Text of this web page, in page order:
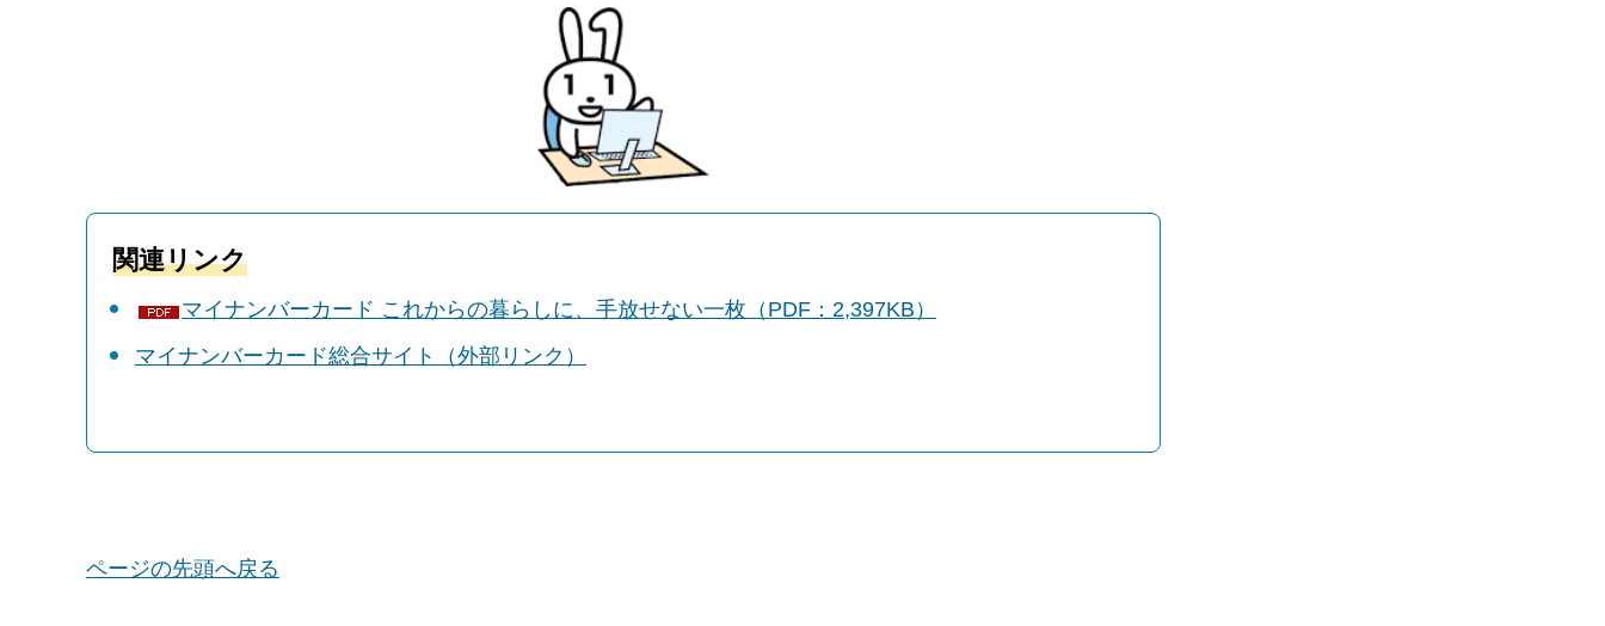
関連リンク
マイナンバーカード これからの暮らしに、手放せない一枚（PDF：2,397KB）
マイナンバーカード総合サイト（外部リンク）
ページの先頭へ戻る